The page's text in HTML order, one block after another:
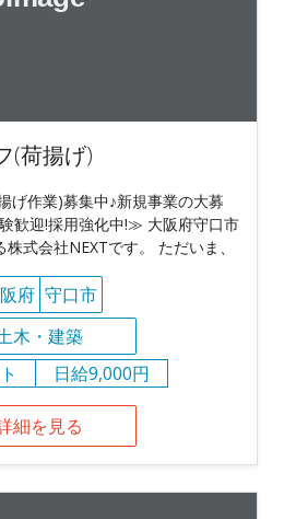
(荷揚げ)
げ作業)募集中♪新規事業の大募
歓迎!採用強化中!≫ 大阪府守口市
式会社NEXTです。 ただいま、
府 守口市
木・建築
日給9,000円
細を見る